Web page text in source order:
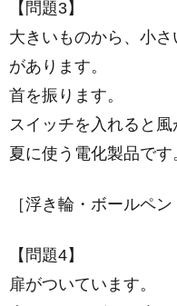
【問題3】
大きいものから、小
があります。
首を振ります。
スイッチを入れると風
夏に使う電化製品です
［浮き輪・ボールペ
【問題4】
扉がついています。